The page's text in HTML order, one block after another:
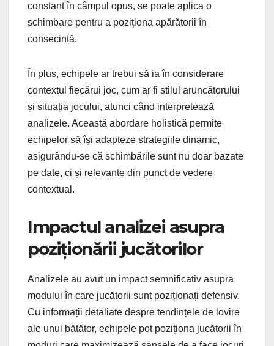
constant în câmpul opus, se poate aplica o
schimbare pentru a poziționa apărătorii în
consecință.
În plus, echipele ar trebui să ia în considerare
contextul fiecărui joc, cum ar fi stilul aruncătorului
și situația jocului, atunci când interpretează
analizele. Această abordare holistică permite
echipelor să își adapteze strategiile dinamic,
asigurându-se că schimbările sunt nu doar bazate
pe date, ci și relevante din punct de vedere
contextual.
Impactul analizei asupra
poziționării jucătorilor
Analizele au avut un impact semnificativ asupra
modului în care jucătorii sunt poziționați defensiv.
Cu informații detaliate despre tendințele de lovire
ale unui bătător, echipele pot poziționa jucătorii în